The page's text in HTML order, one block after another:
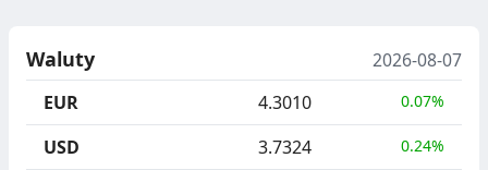
Waluty
2026-08-07
EUR
4.3010 0.07%
USD 3.7324 0.24%